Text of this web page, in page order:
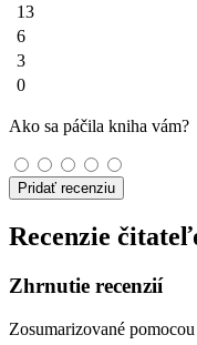
13
6
3
0
Ako sa páčila kniha vám?
Pridať recenziu
Recenzie
Zhrnutie recenzií
Zosumarizované